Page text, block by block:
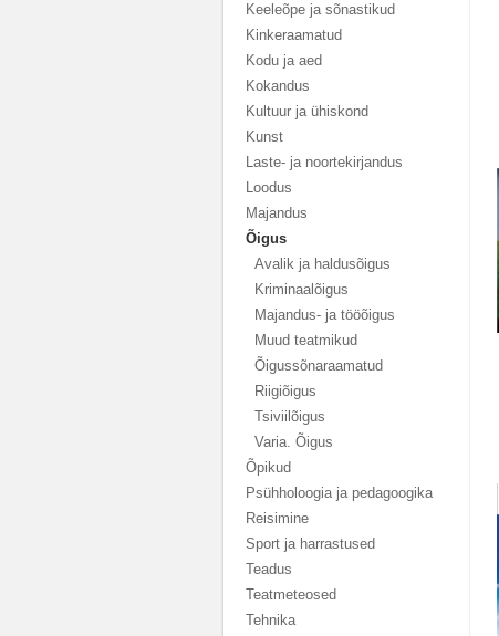
Keeleõpe ja sõnastikud
Kinkeraamatud
Kodu ja aed
Kokandus
Kultuur ja ühiskond
Kunst
Laste- ja noortekirjandus
Loodus
Majandus
Õigus
Avalik ja haldusõigus
Kriminaalõigus
Majandus- ja tööõigus
Muud teatmikud
Õigussõnaraamatud
Riigiõigus
Tsiviilõigus
Varia. Õigus
Õpikud
Psühholoogia ja pedagoogika
Reisimine
Sport ja harrastused
Teadus
Teatmeteosed
Tehnika